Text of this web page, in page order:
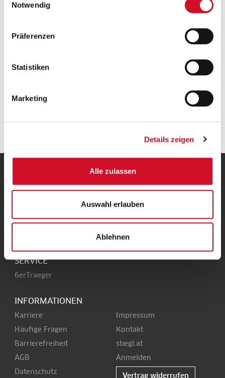
Notwendig
Präferenzen
Statistiken
Marketing
Details zeigen
Alle zulassen
Auswahl erlauben
Ablehnen
Ab einem Bestellwert von 50 Euro wird deine
Stieglbrauerei
+43 50 1492-0
SERVICE
6erTraeger
INFORMATIONEN
Karriere
Häufige Fragen
Barrierefreiheit
AGB
Datenschutz
Impressum
Kontakt
stiegl.at
Anmelden
Vertrag widerrufen